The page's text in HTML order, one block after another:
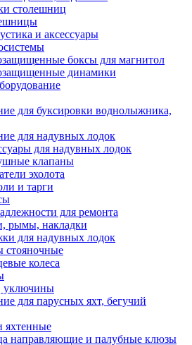
столешниц
и аксессуары
боксы для магнитол
динамики
для буксировки воднолыжника,
для надувных лодок
для надувных лодок
клапаны
эхолота
и тарги
для ремонта
рымы, накладки
для надувных лодок
стояночные
колеса
уключины
для парусных яхт, бегучий
яхтенные
направляющие и палубные клюзы